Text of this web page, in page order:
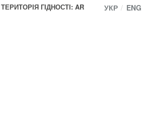
ТЕРИТОРІЯ ГІДНОСТІ: AR
УКР ENG